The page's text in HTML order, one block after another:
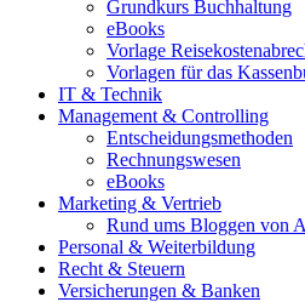
Grundkurs Buchhaltung
eBooks
Vorlage
Vorlagen für das
IT & Technik
Management & Controlling
Entscheidungsmethoden
Rechnungswesen
eBooks
Marketing & Vertrieb
Rund ums Bloggen von
Personal & Weiterbildung
Recht & Steuern
Versicherungen & Banken